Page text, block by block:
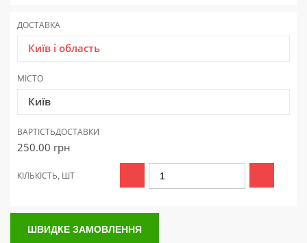
ДОСТАВКА
Київ і область
МІСТО
Київ
ВАРТІСТЬДОСТАВКИ
250.00 грн
КІЛЬКІСТЬ, ШТ
ШВИДКЕ ЗАМОВЛЕННЯ